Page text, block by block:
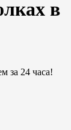
в
за 24 часа!